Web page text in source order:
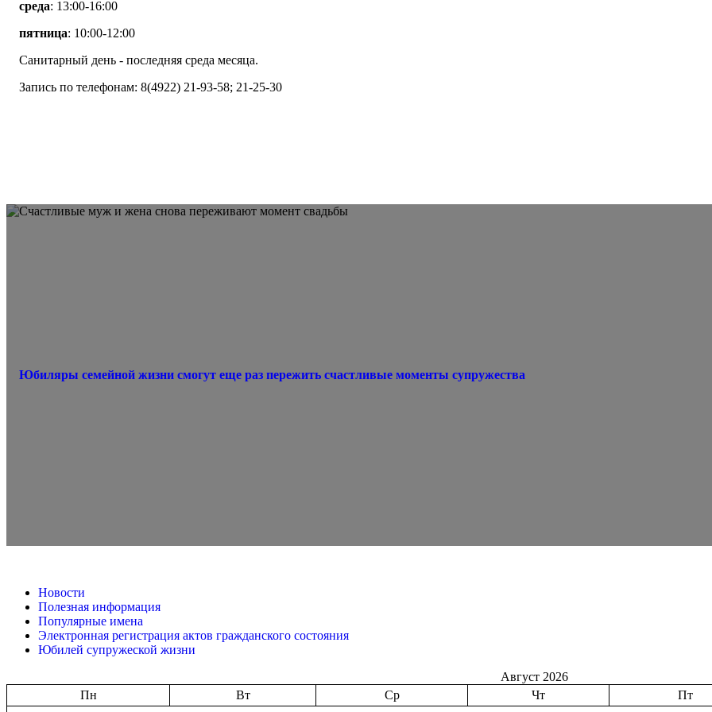
среда: 13:00-16:00
пятница: 10:00-12:00
Санитарный день - последняя среда месяца.
Запись по телефонам: 8(4922) 21-93-58; 21-25-30
Юбиляры семейной жизни смогут еще раз пережить счастливые моменты супружества
Новости
Полезная информация
Популярные имена
Электронная регистрация актов гражданского состояния
Юбилей супружеской жизни
Август 2026
Пн
Вт Ср Чт Пт